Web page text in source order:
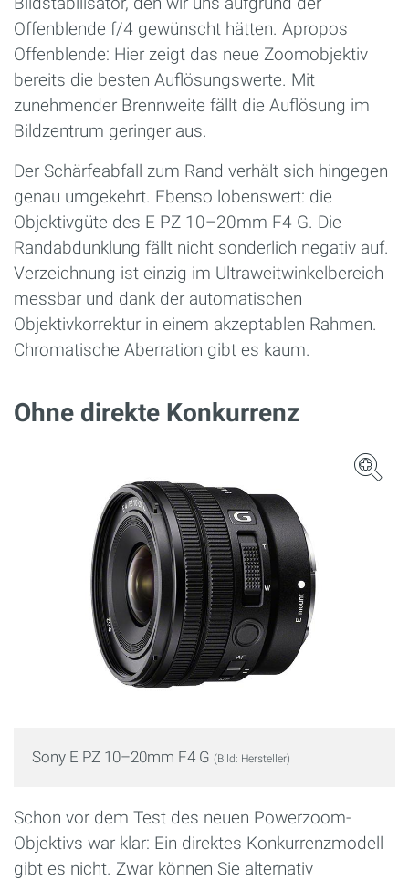
Offenblende f/4 gewünscht hätten. Apropos
Offenblende: Hier zeigt das neue Zoomobjektiv
bereits die besten Auflösungswerte. Mit
zunehmender Brennweite fällt die Auflösung im
Bildzentrum geringer aus.
Der Schärfeabfall zum Rand verhält sich hingegen
genau umgekehrt. Ebenso lobenswert: die
Objektivgüte des E PZ 10–20mm F4 G. Die
Randabdunklung fällt nicht sonderlich negativ auf.
Verzeichnung ist einzig im Ultraweitwinkelbereich
messbar und dank der automatischen
Objektivkorrektur in einem akzeptablen Rahmen.
Chromatische Aberration gibt es kaum.
Ohne direkte Konkurrenz
Sony E PZ 10–20mm F4 G (Bild: Hersteller)
Schon vor dem Test des neuen Powerzoom-
Objektivs war klar: Ein direktes Konkurrenzmodell
gibt es nicht. Zwar können Sie alternativ